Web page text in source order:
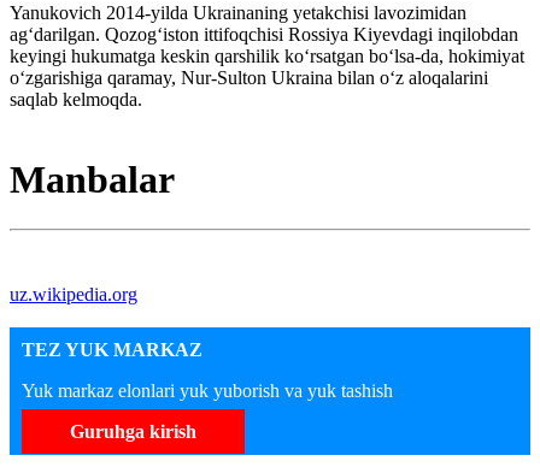
Yanukovich 2014-yilda Ukrainaning yetakchisi lavozimidan
agʻdarilgan. Qozogʻiston ittifoqchisi Rossiya Kiyevdagi inqilobdan
keyingi hukumatga keskin qarshilik koʻrsatgan boʻlsa-da, hokimiyat
oʻzgarishiga qaramay, Nur-Sulton Ukraina bilan oʻz aloqalarini
saqlab kelmoqda.
Manbalar
uz.wikipedia.org
TEZ YUK MARKAZ
Yuk markaz elonlari yuk yuborish va yuk tashish
Guruhga kirish